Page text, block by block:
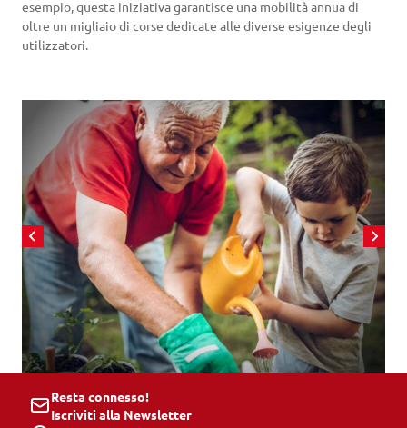
esempio, questa iniziativa garantisce una mobilità annua di
oltre un migliaio di corse dedicate alle diverse esigenze degli
utilizzatori.
Resta connesso!
Iscriviti alla Newsletter